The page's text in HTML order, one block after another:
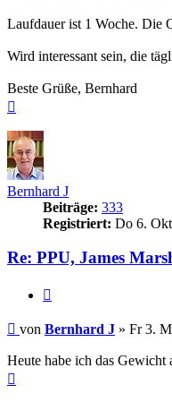
Laufdauer ist 1 Woche. Die
Wird interessant sein, die
Beste Grüße, Bernhard
Bernhard J
Beiträge: 333
Registriert: Do 6.
Re: PPU, James
Beitrag
von Bernhard J » Fr 3.
Heute habe ich das